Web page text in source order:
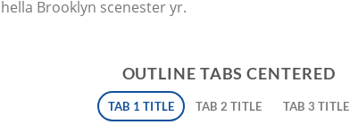
hella Brooklyn scenester yr.
OUTLINE TABS CENTERED
TAB 1 TITLE TAB 2 TITLE TAB 3 TITLE